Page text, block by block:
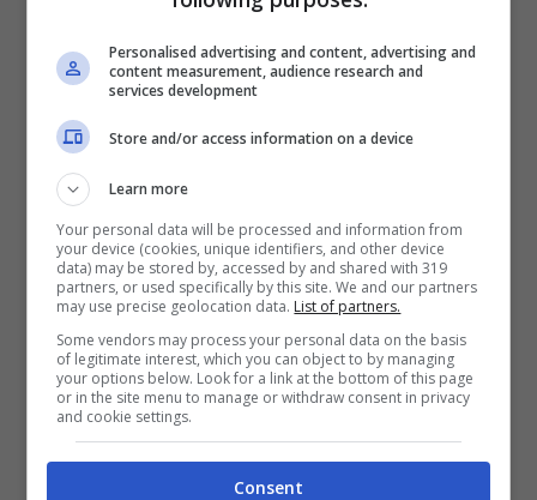
L’Inter deve blindare Lautaro Martinez.Il
Toro ha suscitato l’interesse da parte di
tante grandi squadre, ed è per questo che
Personalised advertising and content, advertising and
content measurement, audience research and
services development
Store and/or access information on a device
Learn more
Your personal data will be processed and information from
your device (cookies, unique identifiers, and other device
data) may be stored by, accessed by and shared with 319
partners, or used specifically by this site. We and our partners
may use precise geolocation data. List of partners.
Some vendors may process your personal data on the basis
of legitimate interest, which you can object to by managing
your options below. Look for a link at the bottom of this page
or in the site menu to manage or withdraw consent in privacy
and cookie settings.
Consent